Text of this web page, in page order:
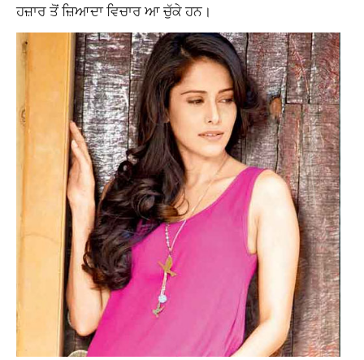
ਹਜ਼ਾਰ ਤੋਂ ਜ਼ਿਆਦਾ ਵਿਚਾਰ ਆ ਚੁੱਕੇ ਹਨ।